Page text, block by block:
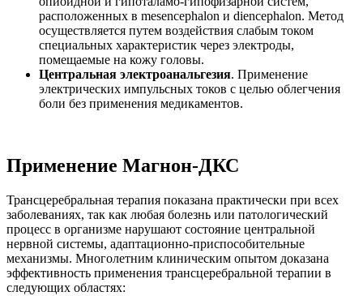
расположенных в mesencephalon и diencephalon. Метод
осуществляется путем воздействия слабым током
специальных характеристик через электроды,
помещаемые на кожу головы.
Центральная электроанальгезия. Применение
электрических импульсных токов с целью облегчения
боли без применения медикаментов.
Применение Магнон-ДКС
Трансцеребральная терапия показана практически при всех
заболеваниях, так как любая болезнь или патологический
процесс в организме нарушают состояние центральной
нервной системы, адаптационно-приспособительные
механизмы. Многолетним клиническим опытом доказана
эффективность применения трансцеребральной терапии в
следующих областях: